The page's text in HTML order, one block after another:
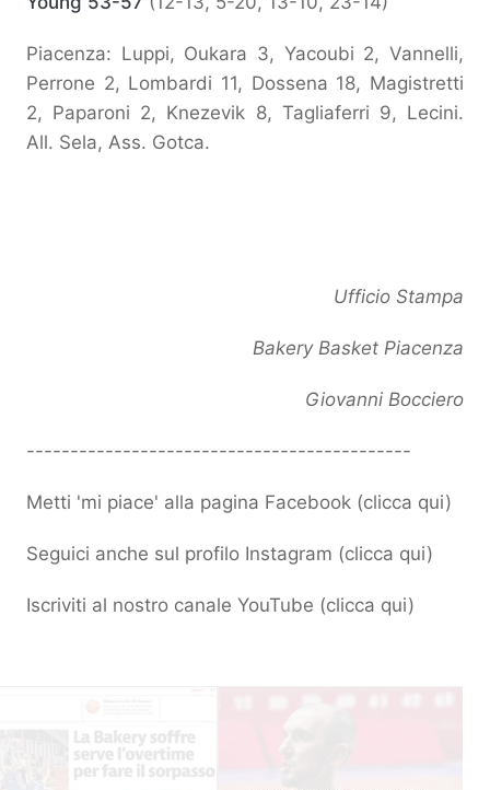
Piacenza: Luppi, Oukara 3, Yacoubi 2, Vannelli,
Perrone 2, Lombardi 11, Dossena 18, Magistretti
2, Paparoni 2, Knezevik 8, Tagliaferri 9, Lecini.
All. Sela, Ass. Gotca.
Ufficio Stampa
Bakery Basket Piacenza
Giovanni Bocciero
--------------------------------------------
Metti 'mi piace' alla pagina Facebook (clicca qui)
Seguici anche sul profilo Instagram (clicca qui)
Iscriviti al nostro canale YouTube (clicca qui)